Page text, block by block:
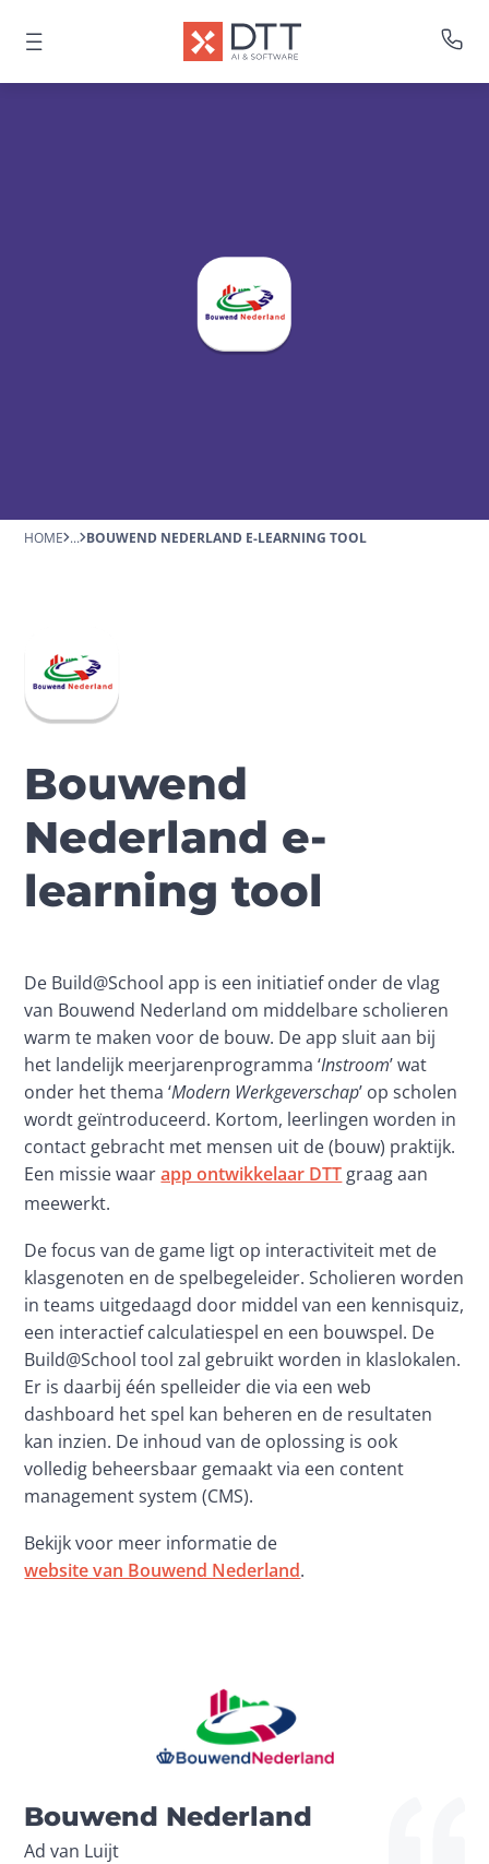
HOME ... BOUWEND NEDERLAND E-LEARNING TOOL
Bouwend
Nederland e-
learning tool
De Build@School app is een initiatief onder de vlag
van Bouwend Nederland om middelbare scholieren
warm te maken voor de bouw. De app sluit aan bij
het landelijk meerjarenprogramma ‘Instroom’ wat
onder het thema ‘Modern Werkgeverschap’ op scholen
wordt geïntroduceerd. Kortom, leerlingen worden in
contact gebracht met mensen uit de (bouw) praktijk.
Een missie waar app ontwikkelaar DTT graag aan
meewerkt.
De focus van de game ligt op interactiviteit met de
klasgenoten en de spelbegeleider. Scholieren worden
in teams uitgedaagd door middel van een kennisquiz,
een interactief calculatiespel en een bouwspel. De
Build@School tool zal gebruikt worden in klaslokalen.
Er is daarbij één spelleider die via een web
dashboard het spel kan beheren en de resultaten
kan inzien. De inhoud van de oplossing is ook
volledig beheersbaar gemaakt via een content
management system (CMS).
Bekijk voor meer informatie de
website van Bouwend Nederland.
Bouwend Nederland
Ad van Luijt